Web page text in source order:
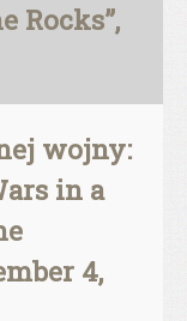
Rocks”,
wojny:
in a
4,